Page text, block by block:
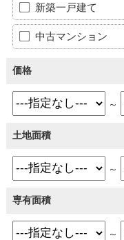
新築一戸建て
中古マンション
価格
～
土地面積
～
専有面積
～